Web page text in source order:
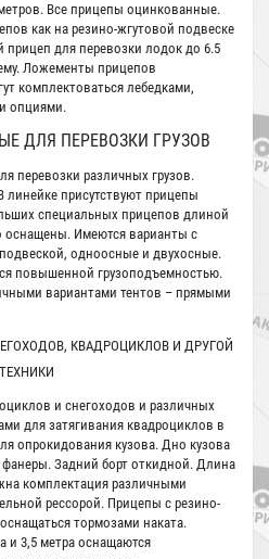
Все прицепы оцинкованные.
как на резино-жгутовой подвеске
прицеп для перевозки лодок до 6.5
Ложементы прицепов
комплектоваться лебедками,
опциями.
ДЛЯ ПЕРЕВОЗКИ ГРУЗОВ
перевозки различных грузов.
присутствуют прицепы
специальных прицепов длиной
оснащены. Имеются варианты с
одноосные и двухосные.
повышенной грузоподъемностью.
вариантами тентов – прямыми
КВАДРОЦИКЛОВ И ДРУГОЙ
ТЕХНИКИ
и снегоходов и различных
для затягивания квадроциклов в
опрокидования кузова. Дно кузова
Задний борт откидной. Длина
комплектация различными
рессорой. Прицепы с резино-
тормозами наката.
и 3,5 метра оснащаются